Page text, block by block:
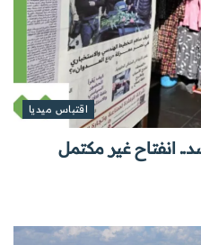
اقتباس ميديا
انفتاح غير مكتمل